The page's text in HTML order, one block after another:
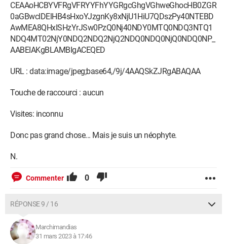
CEAAoHCBYVFRgVFRYYFhYYGRgcGhgVGhweGhocHB0ZGR
0aGBwcIDElHB4sHxoYJzgnKy8xNjU1HiU7QDszPy40NTEBD
AwMEA8QHxISHzYrJSw0PzQ0Nj40NDY0MTQ0NDQ3NTQ1
NDQ4MT02NjY0NDQ2NDQ2NjQ2NDQ0NDQ0NjQ0NDQ0NP_
AABEIAKgBLAMBIgACEQED
URL : data:image/jpeg;base64,/9j/4AAQSkZJRgABAQAA
Touche de raccourci : aucun
Visites: inconnu
Donc pas grand chose... Mais je suis un néophyte.
N.
Commenter 0
RÉPONSE 9 / 16
Marchimandias
31 mars 2023 à 17:46